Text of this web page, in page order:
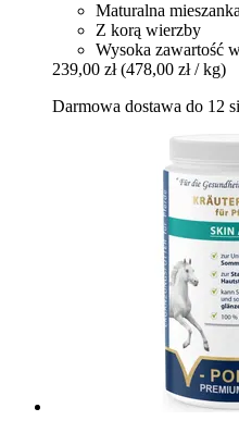
Maturalna
Z korą wierzby
Wysoka zawartość
239,00 zł (478,00 zł / kg)
Darmowa dostawa do 12